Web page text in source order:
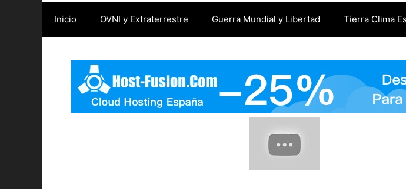
Inicio OVNI y Extraterrestre Guerra Mundial y Libertad Tierra Clima